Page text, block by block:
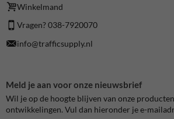
Winkelmand
Vragen? 038-7920070
info@trafficsupply.nl
Meld je aan voor onze nieuwsbrief
Wil je op de hoogte blijven van onze
ontwikkelingen. Vul dan hieronder je e-